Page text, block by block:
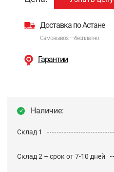
Доставка по Астане
Самовывоз — бесплатно
Гарантии
Наличие:
Склад 1
Склад 2 – срок от 7-10 дней